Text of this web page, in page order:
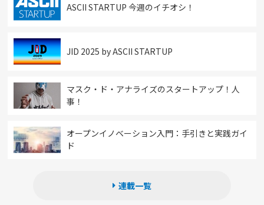
ASCII STARTUP 今週のイチオシ！
JID 2025 by ASCII STARTUP
マスク・ド・アナライズのスタートアップ！人
事！
オープンイノベーション入門：手引きと実践ガイ
ド
連載一覧